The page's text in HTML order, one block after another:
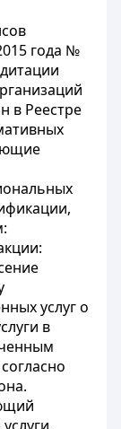
года №
в Реестре
услуг о
в